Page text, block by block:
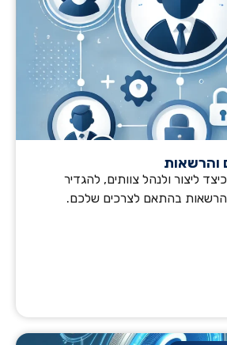
והרשאות
ליצור ולנהל צוותים, להגדיר
הרשאות בהתאם לצרכים שלכם.